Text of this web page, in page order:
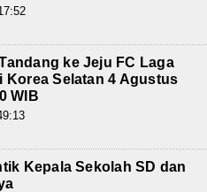
ke Jeju FC Laga
Korea Selatan 4 Agustus
WIB
Kepala Sekolah SD dan